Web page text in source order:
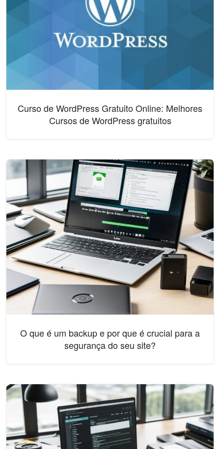
Curso de WordPress Gratuito Online: Melhores
Cursos de WordPress gratuitos
O que é um backup e por que é crucial para a
segurança do seu site?